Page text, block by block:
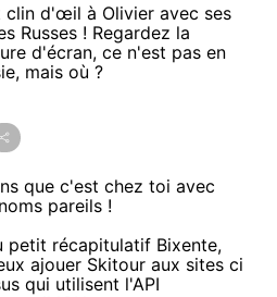
clin d'œil à Olivier avec ses
Russes ! Regardez la
d'écran, ce n'est pas en
mais où ?
que c'est chez toi avec
pareils !
petit récapitulatif Bixente,
ajouer Skitour aux sites ci
qui utilisent l'API